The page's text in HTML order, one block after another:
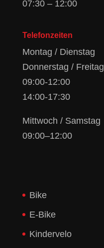
07:30 – 12:00
Telefonzeiten
Montag / Dienstag
Donnerstag / Freitag
09:00-12:00
14:00-17:30
Mittwoch / Samstag
09:00–12:00
Bike
E-Bike
Kindervelo